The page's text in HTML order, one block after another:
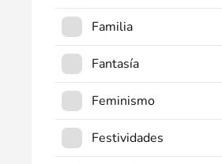
Familia
Fantasía
Feminismo
Festividades